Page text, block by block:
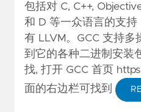
包括对 C, C++,
和 D 等一众语言的支
有 LLVM 。GCC 支持多
到它的各种二进制安装
找, 打开 GCC 首页
面的右边栏可找到